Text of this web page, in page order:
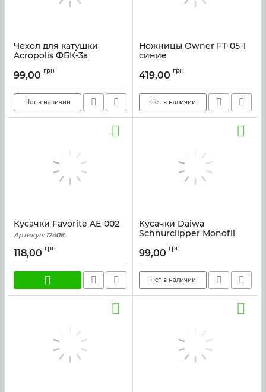
Чехол для катушки
Acropolis ФБК-3а
99,00 грн
Нет в наличии
Ножницы Owner FT-05-1
синие
419,00 грн
Нет в наличии
Кусачки Favorite AE-002
Артикул: 12408
118,00 грн
Кусачки Daiwa
Schnurclipper Monofil
Артикул: 51218
99,00 грн
Нет в наличии